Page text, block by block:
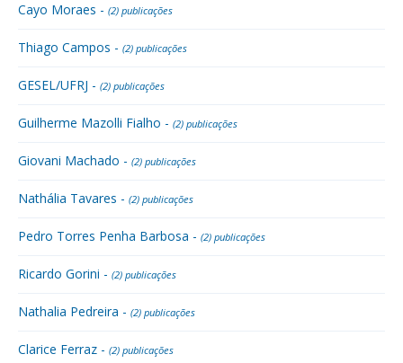
Cayo Moraes - (2) publicações
Thiago Campos - (2) publicações
GESEL/UFRJ - (2) publicações
Guilherme Mazolli Fialho - (2) publicações
Giovani Machado - (2) publicações
Nathália Tavares - (2) publicações
Pedro Torres Penha Barbosa - (2) publicações
Ricardo Gorini - (2) publicações
Nathalia Pedreira - (2) publicações
Clarice Ferraz - (2) publicações